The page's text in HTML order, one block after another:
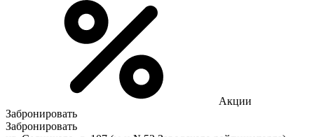
Акции
Забронировать
Забронировать